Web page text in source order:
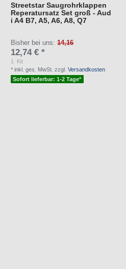
Streetstar Saugrohrklappen
Reperatursatz Set groß - Aud
i A4 B7, A5, A6, A8, Q7
Bisher bei uns:14,16
12,74 € *
1
Kit
*inkl. ges. MwSt. zzgl.Versandkosten
Sofort lieferbar: 1-2 Tage*